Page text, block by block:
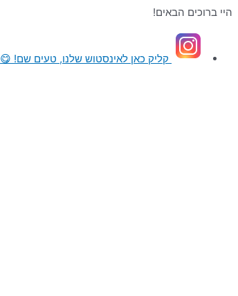
דילוג
היי ברוכים הבאים!
קליק כאן לאינסטוש שלנו, טעים שם! 😋